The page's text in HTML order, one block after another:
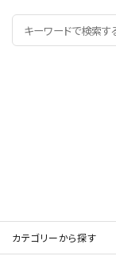
カテゴリーから探す